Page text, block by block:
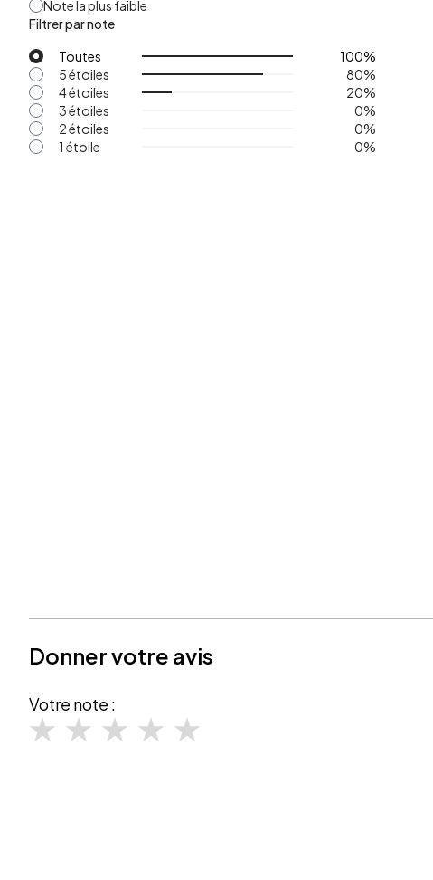
Note la plus faible
Filtrer par note
Toutes
100%
5 étoiles
80%
4 étoiles
20%
3 étoiles
0%
2 étoiles
0%
1 étoile
0%
Donner votre avis
Votre note :